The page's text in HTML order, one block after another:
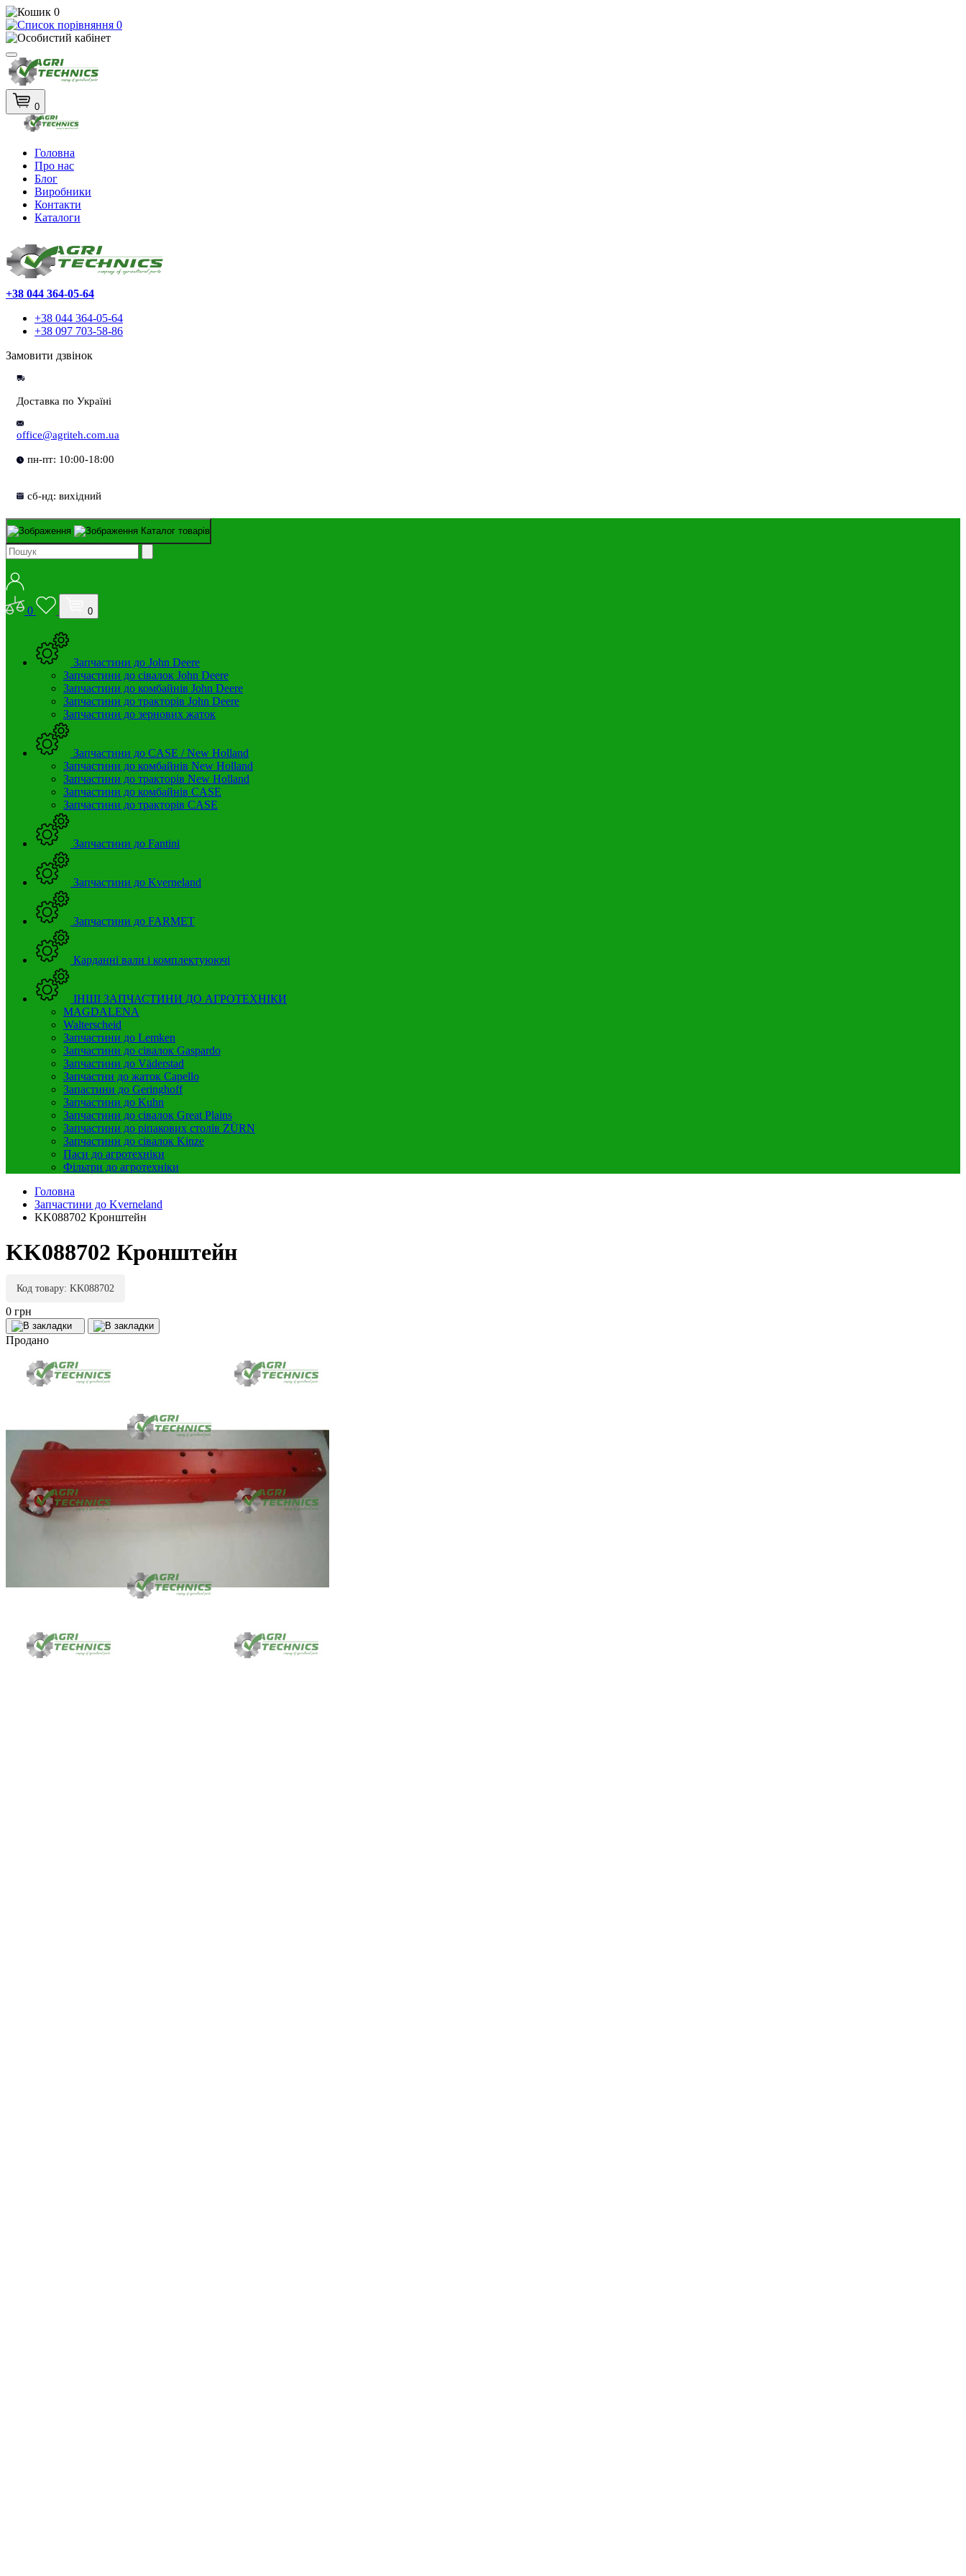
0
0
0
Головна
Про нас
Блог
Виробники
Контакти
Каталоги
+38 044 364-05-64
+38 044 364-05-64
+38 097 703-58-86
Замовити дзвінок
Доставка по Україні
office@agriteh.com.ua
пн-пт: 10:00-18:00
сб-нд: вихідний
Каталог товарів
0 0
Запчастини до John Deere
Запчастини до сівалок John Deere
Запчастини до комбайнів John Deere
Запчастини до тракторів John Deere
Запчастини до зернових жаток
Запчастини до CASE / New Holland
Запчастини до комбайнів New Holland
Запчастини до тракторів New Holland
Запчастини до комбайнів CASE
Запчастини до тракторів CASE
Запчастини до Fantini
Запчастини до Kverneland
Запчастини до FARMET
Карданні вали і комплектуюючі
ІНШІ ЗАПЧАСТИНИ ДО АГРОТЕХНІКИ
MAGDALENA
Walterscheid
Запчастини до Lemken
Запчастини до сівалок Gaspardo
Запчастини до Väderstad
Запчастни до жаток Capello
Запастини до Geringhoff
Запчастини до Kuhn
Запчастини до сівалок Great Plains
Запчастини до ріпакових столів ZÜRN
Запчастини до сівалок Kinze
Паси до агротехніки
Фільтри до агротехніки
Головна
Запчастини до Kverneland
KK088702 Кронштейн
KK088702 Кронштейн
Код товару: KK088702
0 грн
Продано